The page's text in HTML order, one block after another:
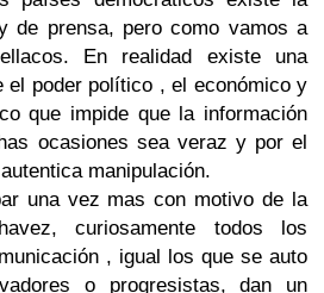
de prensa, pero como vamos a
En realidad existe una
el poder político , el económico y
que impide que la información
ocasiones sea veraz y por el
manipulación.
una vez mas con motivo de la
curiosamente todos los
, igual los que se auto
o progresistas, dan un